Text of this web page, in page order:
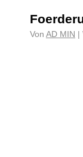
Von AD MIN |